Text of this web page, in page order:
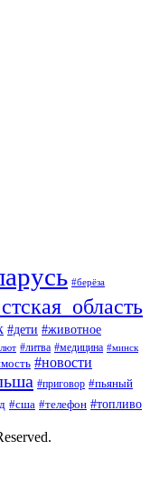
#берёза
#дети #животное
#литва #медицина #минск
#новости
#приговор #пьяный
#сша #телефон #топливо